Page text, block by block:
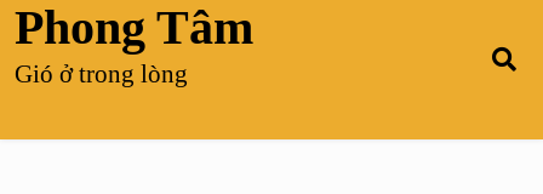
Phong Tâm
Gió ở trong lòng